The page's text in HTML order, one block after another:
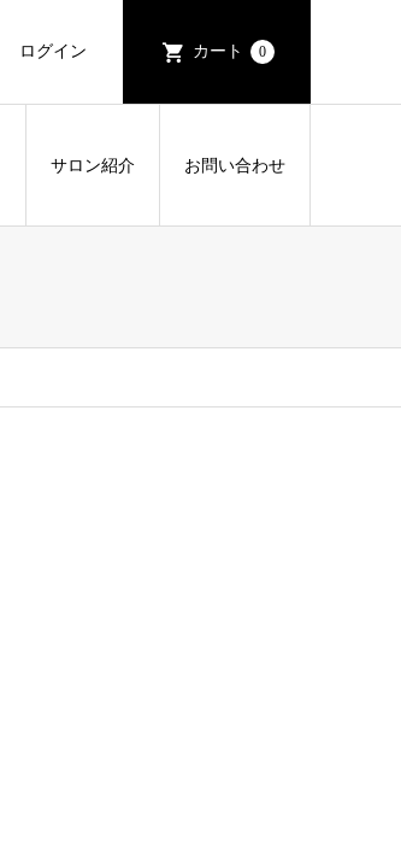
ログイン カート 0
サロン紹介 お問い合わせ